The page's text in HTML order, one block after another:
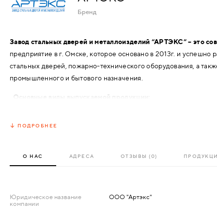
МЕТАЛЛИЧЕСКИЕ
ДЕРЕВЯННЫЕ
СТЕКЛЯННЫЕ
КОМБИНИРОВАННЫЕ
МЕТАЛЛИЧЕСКИЕ
АКСЕССУАРЫ
КОМПЛЕКТУЮЩИЕ
СКУД И "УМНЫЙ
ДОМ"
Бренд
Завод стальных дверей и металлоизделий “АРТЭКС” – это
предприятие в г. Омске, которое основано в 2013г. и успешно
стальных дверей, пожарно-технического оборудования, а
промышленного и бытового назначения.
Основные виды выпускаемой продукции:
огнестойкости EIS-60.
Металлические противопожарные люки с пределом
Другие металлоизделия, ознакомиться с которыми вы
ПОДРОБНЕЕ
О НАС АДРЕСА ОТЗЫВЫ (0)
Юридическое название
компании
ООО "Артэкс"